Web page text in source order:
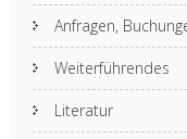
Anfragen,
Weiterführendes
Literatur